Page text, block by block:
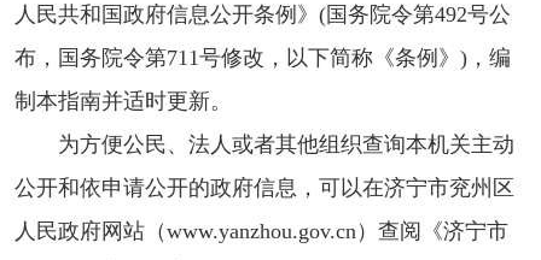
人民共和国政府信息公开条例》(国务院令第492号公
布，国务院令第711号修改，以下简称《条例》)，编
制本指南并适时更新。
为方便公民、法人或者其他组织查询本机关主动
公开和依申请公开的政府信息，可以在济宁市兖州区
人民政府网站（www.yanzhou.gov.cn）查阅《济宁市